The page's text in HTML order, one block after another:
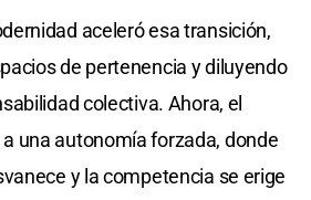
aceleró esa transición,
de pertenencia y diluyendo
colectiva. Ahora, el
una autonomía forzada, donde
y la competencia se erige